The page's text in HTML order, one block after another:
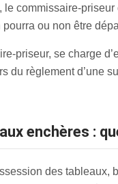
le commissaire-
ou non être
priseur, se charge
du règlement d’une
aux enchères :
des tableaux,